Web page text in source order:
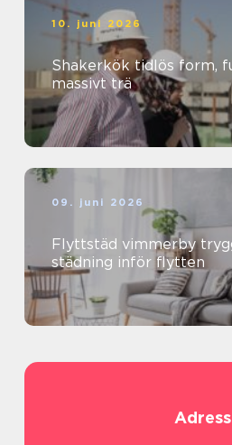
10. juni 2026
Shakerkök tidlös form, funktion och
massivt trä
09. juni 2026
Flyttstäd vimmerby trygg och noggrann
städning inför flytten
Adress